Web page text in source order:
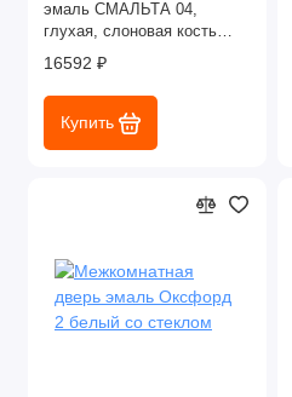
эмаль СМАЛЬТА 04,
глухая, слоновая кость
патина золото
16592 ₽
Купить